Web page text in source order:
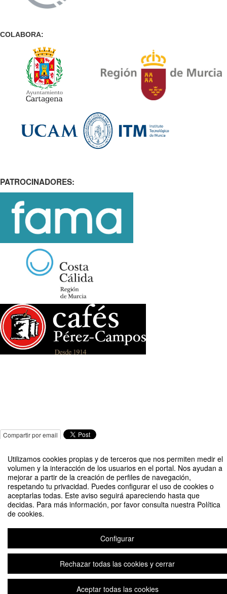
Utilizamos cookies propias y de terceros que nos permiten medir el
volumen y la interacción de los usuarios en el portal. Nos ayudan a
mejorar a partir de la creación de perfiles de navegación,
respetando tu privacidad. Puedes configurar el uso de cookies o
aceptarlas todas. Este aviso seguirá apareciendo hasta que
decidas. Para más información, por favor consulta nuestra Política
de cookies.
Configurar
Rechazar todas las cookies y cerrar
Aceptar todas las cookies
COLABORA:
PATROCINADORES:
Compartir por email
VI Foro Decyde: salud, bienestar y deporte.
Aviso legal|Contacto
Plataforma de organización de eventos Symposium
Copyright © 2026